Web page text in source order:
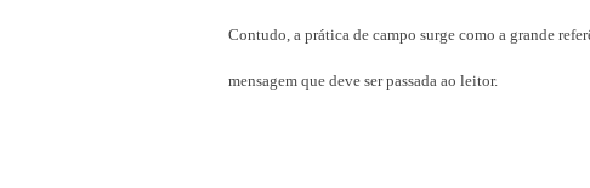
Contudo, a prática de campo surge como a grande
mensagem que deve ser passada ao leitor.